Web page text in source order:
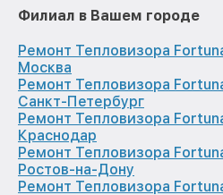
Филиал в Вашем городе
Ремонт Тепловизора
Москва
Ремонт Тепловизора
Санкт-Петербург
Ремонт Тепловизора
Краснодар
Ремонт Тепловизора
Ростов-на-Дону
Ремонт Тепловизора